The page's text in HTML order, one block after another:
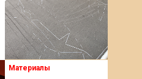
Материалы